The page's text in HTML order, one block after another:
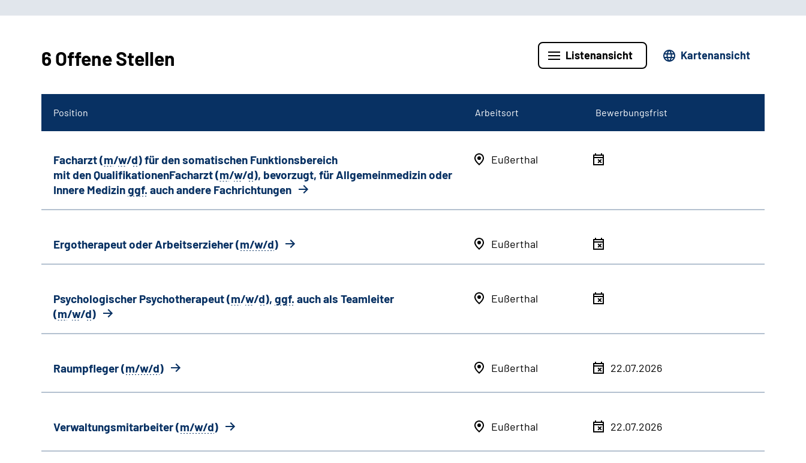
6 Offene Stellen Listenansicht Kartenansicht
Position Arbeitsort Bewerbungsfrist
Facharzt (m/w/d) für den somatischen Funktionsbereich
mit den QualifikationenFacharzt (m/w/d), bevorzugt, für Allgemeinmedizin oder
Innere Medizinggf. auch andere Fachrichtungen
Eußerthal
Ergotherapeut oder Arbeitserzieher (m/w/d) Eußerthal
Psychologischer Psychotherapeut (m/w/d), ggf. auch als Teamleiter
(m/w/d)
Eußerthal
Raumpfleger (m/w/d) Eußerthal 22.07.2026
Verwaltungsmitarbeiter (m/w/d) Eußerthal 22.07.2026